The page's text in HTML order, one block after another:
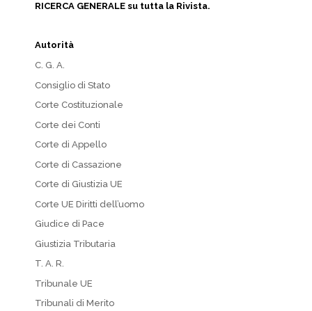
RICERCA GENERALE su tutta la Rivista.
Autorità
C. G. A.
Consiglio di Stato
Corte Costituzionale
Corte dei Conti
Corte di Appello
Corte di Cassazione
Corte di Giustizia UE
Corte UE Diritti dell’uomo
Giudice di Pace
Giustizia Tributaria
T. A. R.
Tribunale UE
Tribunali di Merito